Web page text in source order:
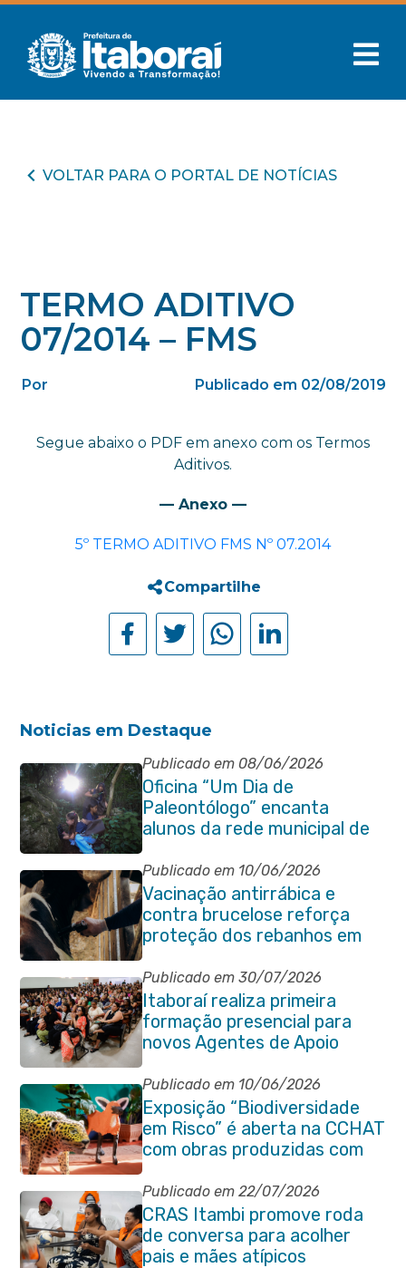
VOLTAR PARA O PORTAL DE NOTÍCIAS
TERMO ADITIVO
07/2014 – FMS
Por Publicado em 02/08/2019
Segue abaixo o PDF em anexo com os Termos
Aditivos.
— Anexo —
5º TERMO ADITIVO FMS Nº 07.2014
Compartilhe
Noticias em Destaque
Publicado em 08/06/2026
Oficina “Um Dia de
Paleontólogo” encanta
alunos da rede municipal de
Itaboraí
Publicado em 10/06/2026
Vacinação antirrábica e
contra brucelose reforça
proteção dos rebanhos em
propriedades rurais de
Itaboraí
Publicado em 30/07/2026
Itaboraí realiza primeira
formação presencial para
novos Agentes de Apoio
Escolar
Publicado em 10/06/2026
Exposição “Biodiversidade
em Risco” é aberta na CCHAT
com obras produzidas com
ajuda de alunos da rede
municipal
Publicado em 22/07/2026
CRAS Itambi promove roda
de conversa para acolher
pais e mães atípicos